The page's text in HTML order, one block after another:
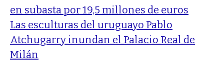
en subasta por 19,5 millones de euros
Las esculturas del uruguayo Pablo
Atchugarry inundan el Palacio Real de
Milán